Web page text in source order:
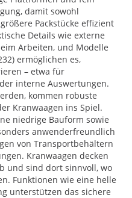
damit sowohl
Packstücke effizient
Details wie externe
Arbeiten, und Modelle
ermöglichen es,
– etwa für
interne Auswertungen.
kommen robuste
Kranwaagen ins Spiel.
niedrige Bauform sowie
anwenderfreundlich
von Transportbehältern
Kranwaagen decken
und sind dort sinnvoll, wo
Funktionen wie eine helle
unterstützen das sichere